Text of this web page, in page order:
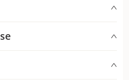
70 % fisk, ingen
konserveringsmidler,
Applaws velsmakende
av naturlige ingredienser. Av
kvalitet.
%, tang, ris. 4x tunfiskfilet